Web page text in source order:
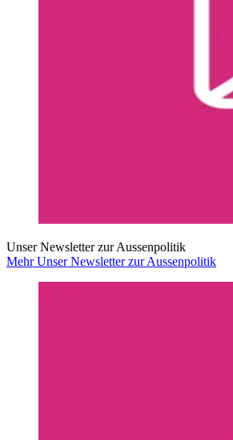
Unser Newsletter zur Aussenpolitik
Mehr Unser Newsletter zur Aussenpolitik